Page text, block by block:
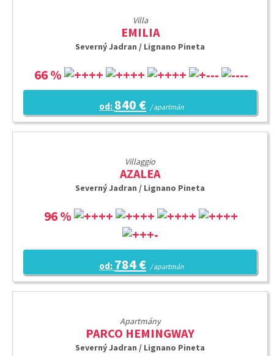
Villa
EMILIA
Severný Jadran / Lignano Pineta
66 %
od: 840 € / apartmán
Villaggio
AZALEA
Severný Jadran / Lignano Pineta
96 %
od: 784 € / apartmán
Apartmány
PARCO HEMINGWAY
Severný Jadran / Lignano Pineta